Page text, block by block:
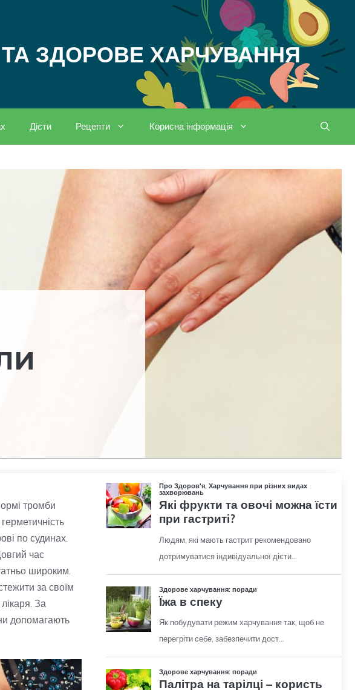
ТА ЗДОРОВЕ ХАРЧУВАННЯ
Дієти Рецепти Корисна інформація
тромби
по судинах.
час
широким.
за своїм
За
допомагають